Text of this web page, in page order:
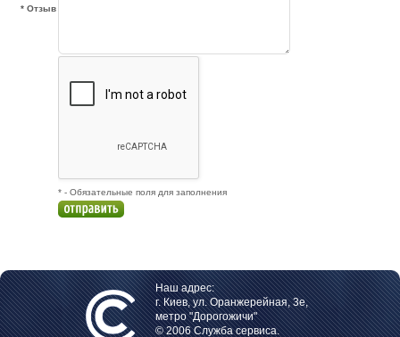
* Отзыв
* - Обязательные поля для заполнения
Наш адрес:
г. Киев, ул. Оранжерейная, 3е,
метро "Дорогожичи"
© 2006 Служба сервиса.